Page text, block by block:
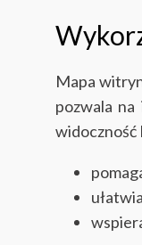
Mapa
pozwala
widoczność